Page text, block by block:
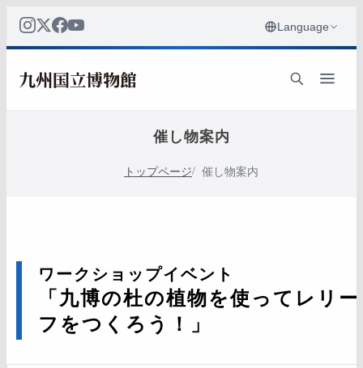
催し物案内
トップページ 催し物案内
ワークショップイベント
「九博の杜の植物を使ってレリー
フをつくろう！」